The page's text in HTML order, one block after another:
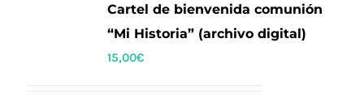
Cartel de bienvenida comunión
“Mi Historia” (archivo digital)
15,00€